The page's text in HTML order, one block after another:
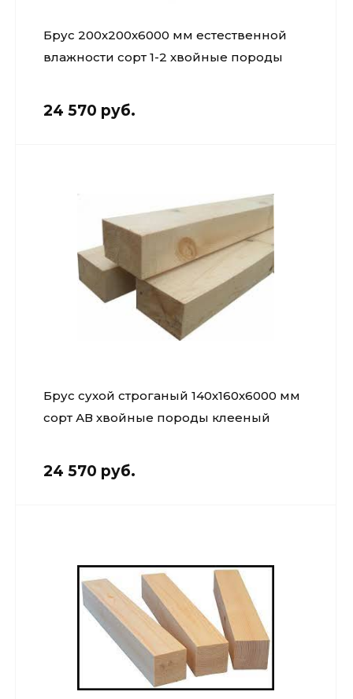
Брус 200х200х6000 мм естественной
влажности сорт 1-2 хвойные породы
24 570 руб.
Брус сухой строганый 140х160х6000 мм
сорт АВ хвойные породы клееный
24 570 руб.